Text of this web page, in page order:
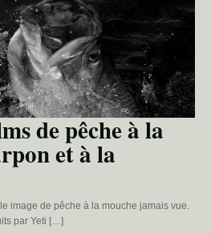
de pêche à la
et à la
image de pêche à la mouche jamais vue.
par Yeti […]